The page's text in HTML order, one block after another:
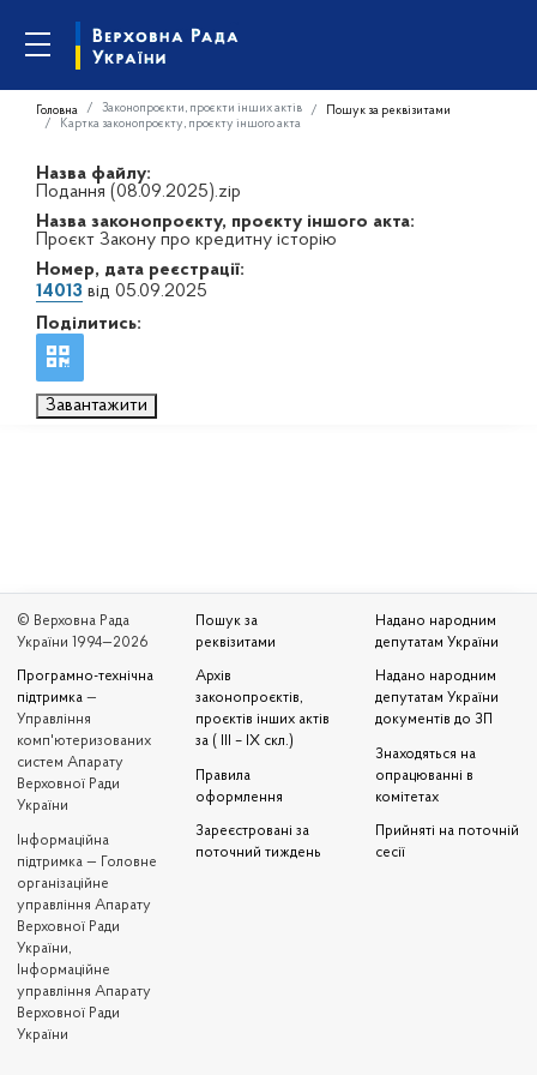
Головна Законопроєкти, проєкти інших актів
Пошук за реквізитами
Картка законопроєкту, проєкту іншого акта
Назва файлу:
Подання (08.09.2025).zip
Назва законопроєкту, проєкту іншого акта:
Проєкт Закону про кредитну історію
Номер, дата реєстрації:
14013 від 05.09.2025
Поділитись:
Завантажити
© Верховна Рада
України 1994—2026
Програмно-технічна
підтримка —
Управління
комп'ютеризованих
систем Апарату
Верховної Ради
України
Iнформаційна
підтримка — Головне
організаційне
управління Апарату
Верховної Ради
України,
Інформаційне
управління Апарату
Верховної Ради
України
Пошук за
реквізитами
Архів
законопроєктів,
проєктів інших актів
за ( III – IX скл.)
Правила
оформлення
Зареєстровані за
поточний тиждень
Надано народним
депутатам України
Надано народним
депутатам України
документів до ЗП
Знаходяться на
опрацюванні в
комітетах
Прийняті на поточній
сесії